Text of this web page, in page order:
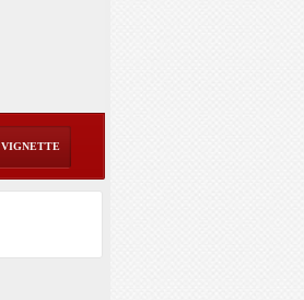
VIGNETTE